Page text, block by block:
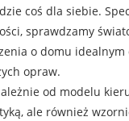
coś dla siebie.
sprawdzamy
o domu
opraw.
od modelu
ale również